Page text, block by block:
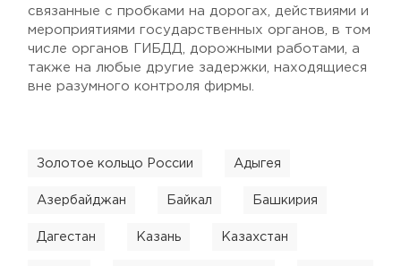
связанные с пробками на дорогах, действиями и
мероприятиями государственных органов, в том
числе органов ГИБДД, дорожными работами, а
также на любые другие задержки, находящиеся
вне разумного контроля фирмы.
Золотое кольцо России Адыгея
Азербайджан Байкал Башкирия
Дагестан Казань Казахстан